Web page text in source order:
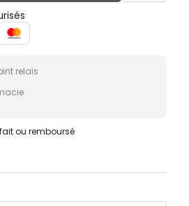
relais
ou remboursé